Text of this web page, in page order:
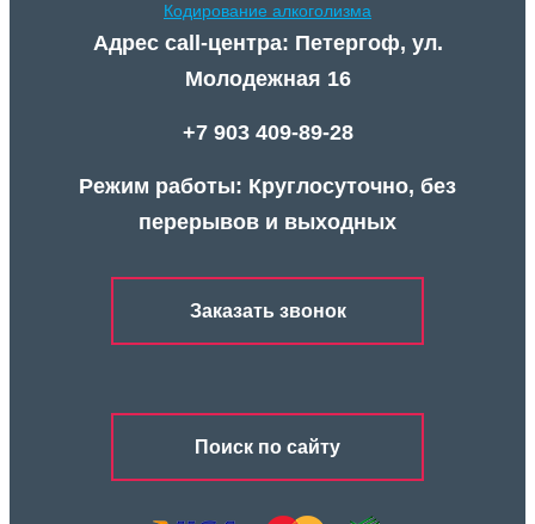
Кодирование алкоголизма
Адрес call-центра: Петергоф, ул.
Молодежная 16
+7 903 409-89-28
Режим работы: Круглосуточно, без
перерывов и выходных
Заказать звонок
Поиск по сайту